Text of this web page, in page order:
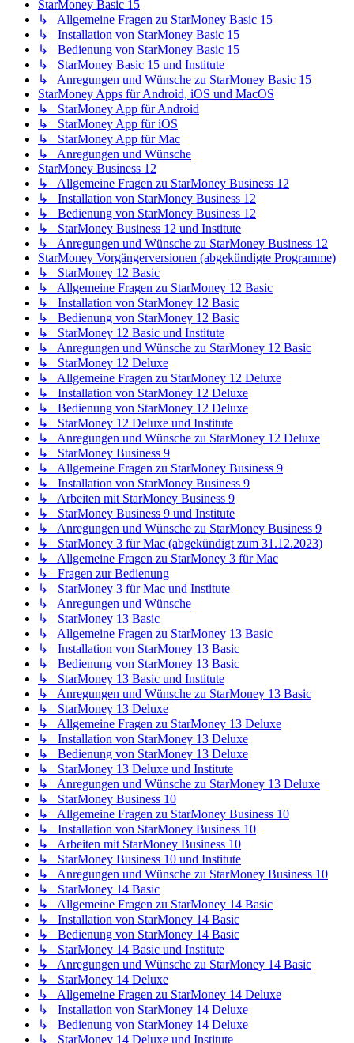
StarMoney Basic 15
↳ Allgemeine Fragen zu StarMoney Basic 15
↳ Installation von StarMoney Basic 15
↳ Bedienung von StarMoney Basic 15
↳ StarMoney Basic 15 und Institute
↳ Anregungen und Wünsche zu StarMoney Basic 15
StarMoney Apps für Android, iOS und MacOS
↳ StarMoney App für Android
↳ StarMoney App für iOS
↳ StarMoney App für Mac
↳ Anregungen und Wünsche
StarMoney Business 12
↳ Allgemeine Fragen zu StarMoney Business 12
↳ Installation von StarMoney Business 12
↳ Bedienung von StarMoney Business 12
↳ StarMoney Business 12 und Institute
↳ Anregungen und Wünsche zu StarMoney Business 12
StarMoney Vorgängerversionen (abgekündigte Programme)
↳ StarMoney 12 Basic
↳ Allgemeine Fragen zu StarMoney 12 Basic
↳ Installation von StarMoney 12 Basic
↳ Bedienung von StarMoney 12 Basic
↳ StarMoney 12 Basic und Institute
↳ Anregungen und Wünsche zu StarMoney 12 Basic
↳ StarMoney 12 Deluxe
↳ Allgemeine Fragen zu StarMoney 12 Deluxe
↳ Installation von StarMoney 12 Deluxe
↳ Bedienung von StarMoney 12 Deluxe
↳ StarMoney 12 Deluxe und Institute
↳ Anregungen und Wünsche zu StarMoney 12 Deluxe
↳ StarMoney Business 9
↳ Allgemeine Fragen zu StarMoney Business 9
↳ Installation von StarMoney Business 9
↳ Arbeiten mit StarMoney Business 9
↳ StarMoney Business 9 und Institute
↳ Anregungen und Wünsche zu StarMoney Business 9
↳ StarMoney 3 für Mac (abgekündigt zum 31.12.2023)
↳ Allgemeine Fragen zu StarMoney 3 für Mac
↳ Fragen zur Bedienung
↳ StarMoney 3 für Mac und Institute
↳ Anregungen und Wünsche
↳ StarMoney 13 Basic
↳ Allgemeine Fragen zu StarMoney 13 Basic
↳ Installation von StarMoney 13 Basic
↳ Bedienung von StarMoney 13 Basic
↳ StarMoney 13 Basic und Institute
↳ Anregungen und Wünsche zu StarMoney 13 Basic
↳ StarMoney 13 Deluxe
↳ Allgemeine Fragen zu StarMoney 13 Deluxe
↳ Installation von StarMoney 13 Deluxe
↳ Bedienung von StarMoney 13 Deluxe
↳ StarMoney 13 Deluxe und Institute
↳ Anregungen und Wünsche zu StarMoney 13 Deluxe
↳ StarMoney Business 10
↳ Allgemeine Fragen zu StarMoney Business 10
↳ Installation von StarMoney Business 10
↳ Arbeiten mit StarMoney Business 10
↳ StarMoney Business 10 und Institute
↳ Anregungen und Wünsche zu StarMoney Business 10
↳ StarMoney 14 Basic
↳ Allgemeine Fragen zu StarMoney 14 Basic
↳ Installation von StarMoney 14 Basic
↳ Bedienung von StarMoney 14 Basic
↳ StarMoney 14 Basic und Institute
↳ Anregungen und Wünsche zu StarMoney 14 Basic
↳ StarMoney 14 Deluxe
↳ Allgemeine Fragen zu StarMoney 14 Deluxe
↳ Installation von StarMoney 14 Deluxe
↳ Bedienung von StarMoney 14 Deluxe
↳ StarMoney 14 Deluxe und Institute